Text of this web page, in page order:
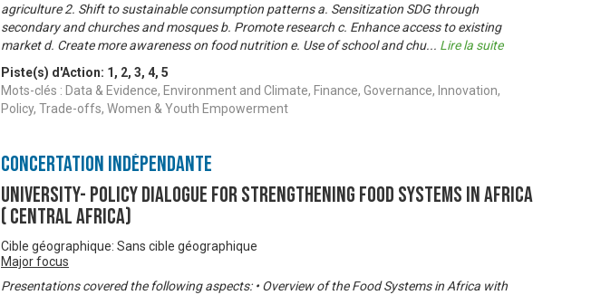
agriculture 2. Shift to sustainable consumption patterns a. Sensitization SDG through
secondary and churches and mosques b. Promote research c. Enhance access to existing
market d. Create more awareness on food nutrition e. Use of school and chu... Lire la suite
Piste(s) d'Action: 1 , 2, 3, 4, 5
Mots-clés : Data & Evidence, Environment and Climate, Finance, Governance, Innovation,
Policy, Trade-offs, Women & Youth Empowerment
Concertation Indépendante
University- Policy Dialogue for Strengthening Food Systems in Africa
( Central Africa)
Cible géographique: Sans cible géographique
Major focus
Presentations covered the following aspects: • Overview of the Food Systems in Africa with